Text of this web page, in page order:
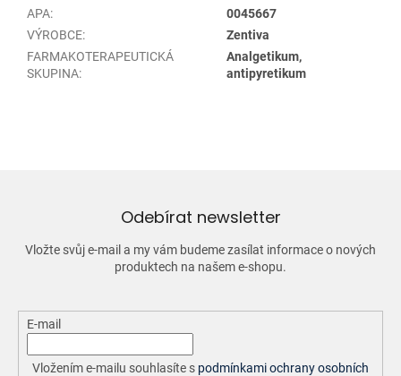
APA:
0045667
VÝROBCE:
Zentiva
FARMAKOTERAPEUTICKÁ
SKUPINA:
Analgetikum,
antipyretikum
Odebírat newsletter
Vložte svůj e-mail a my vám budeme zasílat informace o nových
produktech na našem e-shopu.
E-mail
Vložením e-mailu souhlasíte s podmínkami ochrany osobních